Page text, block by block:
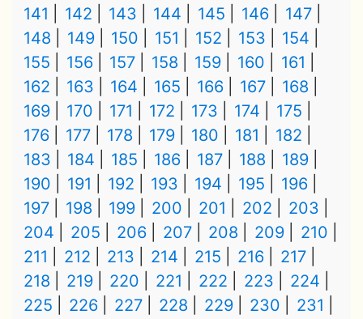
141
142 143 144 145 146
147
148
149 150 151 152 153
154
155
156 157 158 159 160
161
162
163 164 165 166 167
168
169
170 171 172 173 174
175
176
177 178 179 180 181
182
183
184 185 186 187 188
189
190
191 192 193 194 195
196
197
198 199 200 201 202
203
204
205 206 207 208 209
210
211
212 213 214 215 216
217
218
219 220 221 222 223
224
225
226 227 228 229 230
231